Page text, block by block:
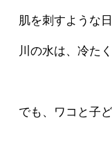
肌を刺すような
川の水は、冷た
でも、ワコと子